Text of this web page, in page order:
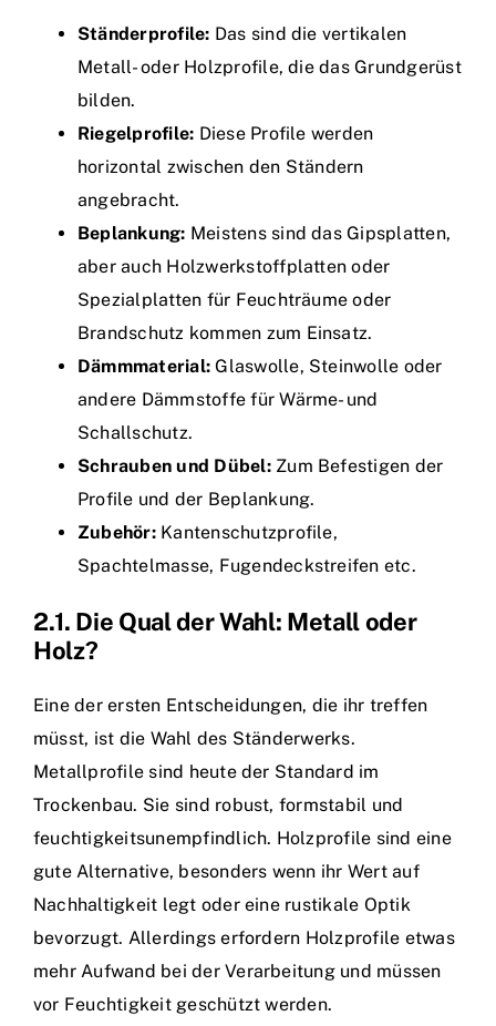
Ständerprofile: Das sind die vertikalen
Metall- oder Holzprofile, die das Grundgerüst
bilden.
Riegelprofile: Diese Profile werden
horizontal zwischen den Ständern
angebracht.
Beplankung: Meistens sind das Gipsplatten,
aber auch Holzwerkstoffplatten oder
Spezialplatten für Feuchträume oder
Brandschutz kommen zum Einsatz.
Dämmmaterial: Glaswolle, Steinwolle oder
andere Dämmstoffe für Wärme- und
Schallschutz.
Schrauben und Dübel:Zum Befestigen der
Profile und der Beplankung.
Zubehör:Kantenschutzprofile,
Spachtelmasse, Fugendeckstreifen etc.
2.1. Die Qual der Wahl: Metall oder
Holz?
Eine der ersten Entscheidungen, die ihr treffen
müsst, ist die Wahl des Ständerwerks.
Metallprofile sind heute der Standard im
Trockenbau. Sie sind robust, formstabil und
feuchtigkeitsunempfindlich. Holzprofile sind eine
gute Alternative, besonders wenn ihr Wert auf
Nachhaltigkeit legt oder eine rustikale Optik
bevorzugt. Allerdings erfordern Holzprofile etwas
mehr Aufwand bei der Verarbeitung und müssen
vor Feuchtigkeit geschützt werden.